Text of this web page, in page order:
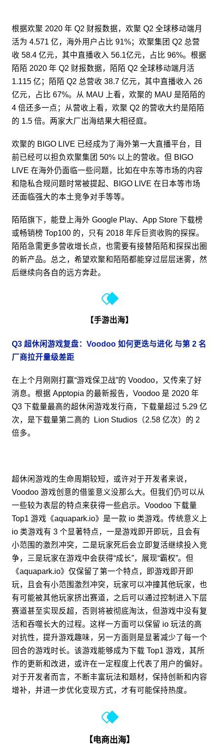
根据欢聚 2020 年 Q2 财报数据，欢聚 Q2 全球移动端月
活为 4.571 亿，海外用户占比 91%；欢聚集团 Q2 总营
收 58.4 亿元，其中直播收入 56.1亿元，占比 96%。根据
陌陌 2020 年 Q2 财报数据，陌陌 Q2 全球移动端月活
1.115 亿；陌陌 Q2 总营收 38.7 亿元，其中直播收入 26
亿元，占比 67%。从 MAU 上看，欢聚的 MAU 是陌陌的
4 倍还多一点；从营收上看，欢聚 Q2 的营收大约是陌陌
的 1.5 倍。两家大厂出海结果大相径庭。
欢聚的 BIGO LIVE 已经成为了海外第一大直播平台，目
前已经可以担负欢聚集团 50% 以上的营收。但 BIGO
LIVE 在海外仍面临一些问题，比如在中东等市场的内容
和隐私合规问题时常被提起、BIGO LIVE 在日本等市场
还面临强大的本土竞争对手等等。
陌陌旗下，能登上海外 Google Play、App Store 下载榜
或畅销榜 Top100 的，只有 2018 年斥巨资收购的探探。
陌陌急需更多营收增长点，也需要有接替陌陌和探探出圈
的新产品。总之，希望欢聚和陌陌都能穿过层层迷雾，然
后继续向各自的远方奔赴。
【手游出海】
Q3 超休闲游戏复盘：Voodoo 如何更迭与进化 与第 2 名
厂商拉开量级差距
在上个月刚刚打赢“游戏保卫战”的 Voodoo，又传来了好
消息。根据 Apptopia 的最新报告，Voodoo 是 2020 年
Q3 下载量最高的超休闲游戏发行商，下载量超过 5.29 亿
次，是下载量第二高的 Lion Studios（2.58 亿次）的 2
倍多。
超休闲游戏的生命周期较短，或许对于开发者来说，
Voodoo 游戏创意的借鉴意义没那么大。但我们仍可以从
一些较为表层的特点来获得一些启示。Voodoo 下载量
Top1 游戏《aquapark.io》是一款 io 类游戏。传统意义上
io 类游戏有 3 个显著特点，一是游戏即开即玩，且会有
小范围的激烈冲突，二是玩家死后会立即复活继续投入竞
争，三是玩家在游戏中会获得“成长”，展现“霸权”。但
《aquapark.io》仅保留了第一个特点，即游戏即开即
玩，且会有小范围激烈冲突，玩家可以冲撞其他玩家，也
有可能被其他玩家挤出赛道，之后可以通过控制进入下层
赛道甚至实现反超，否则将被彻底淘汰，但游戏中没有复
活和吞噬长大的过程。这样一方面可以保留 io 玩法的高
对抗性，提升游戏趣味，另一方面则是显著减少了每一个
回合的游戏时长。该游戏能够成为下载 Top1 游戏，其所
作的更新和改进，或许在一定程度上代表了用户的偏好。
对于开发者而言，不断丰富玩法和题材，保持创新和内容
增补，并进一步优化变现方式，才有可能保持热度。
【电商出海】